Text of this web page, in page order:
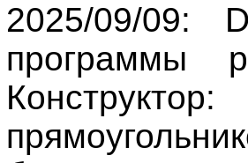
2025/09/09:
программы